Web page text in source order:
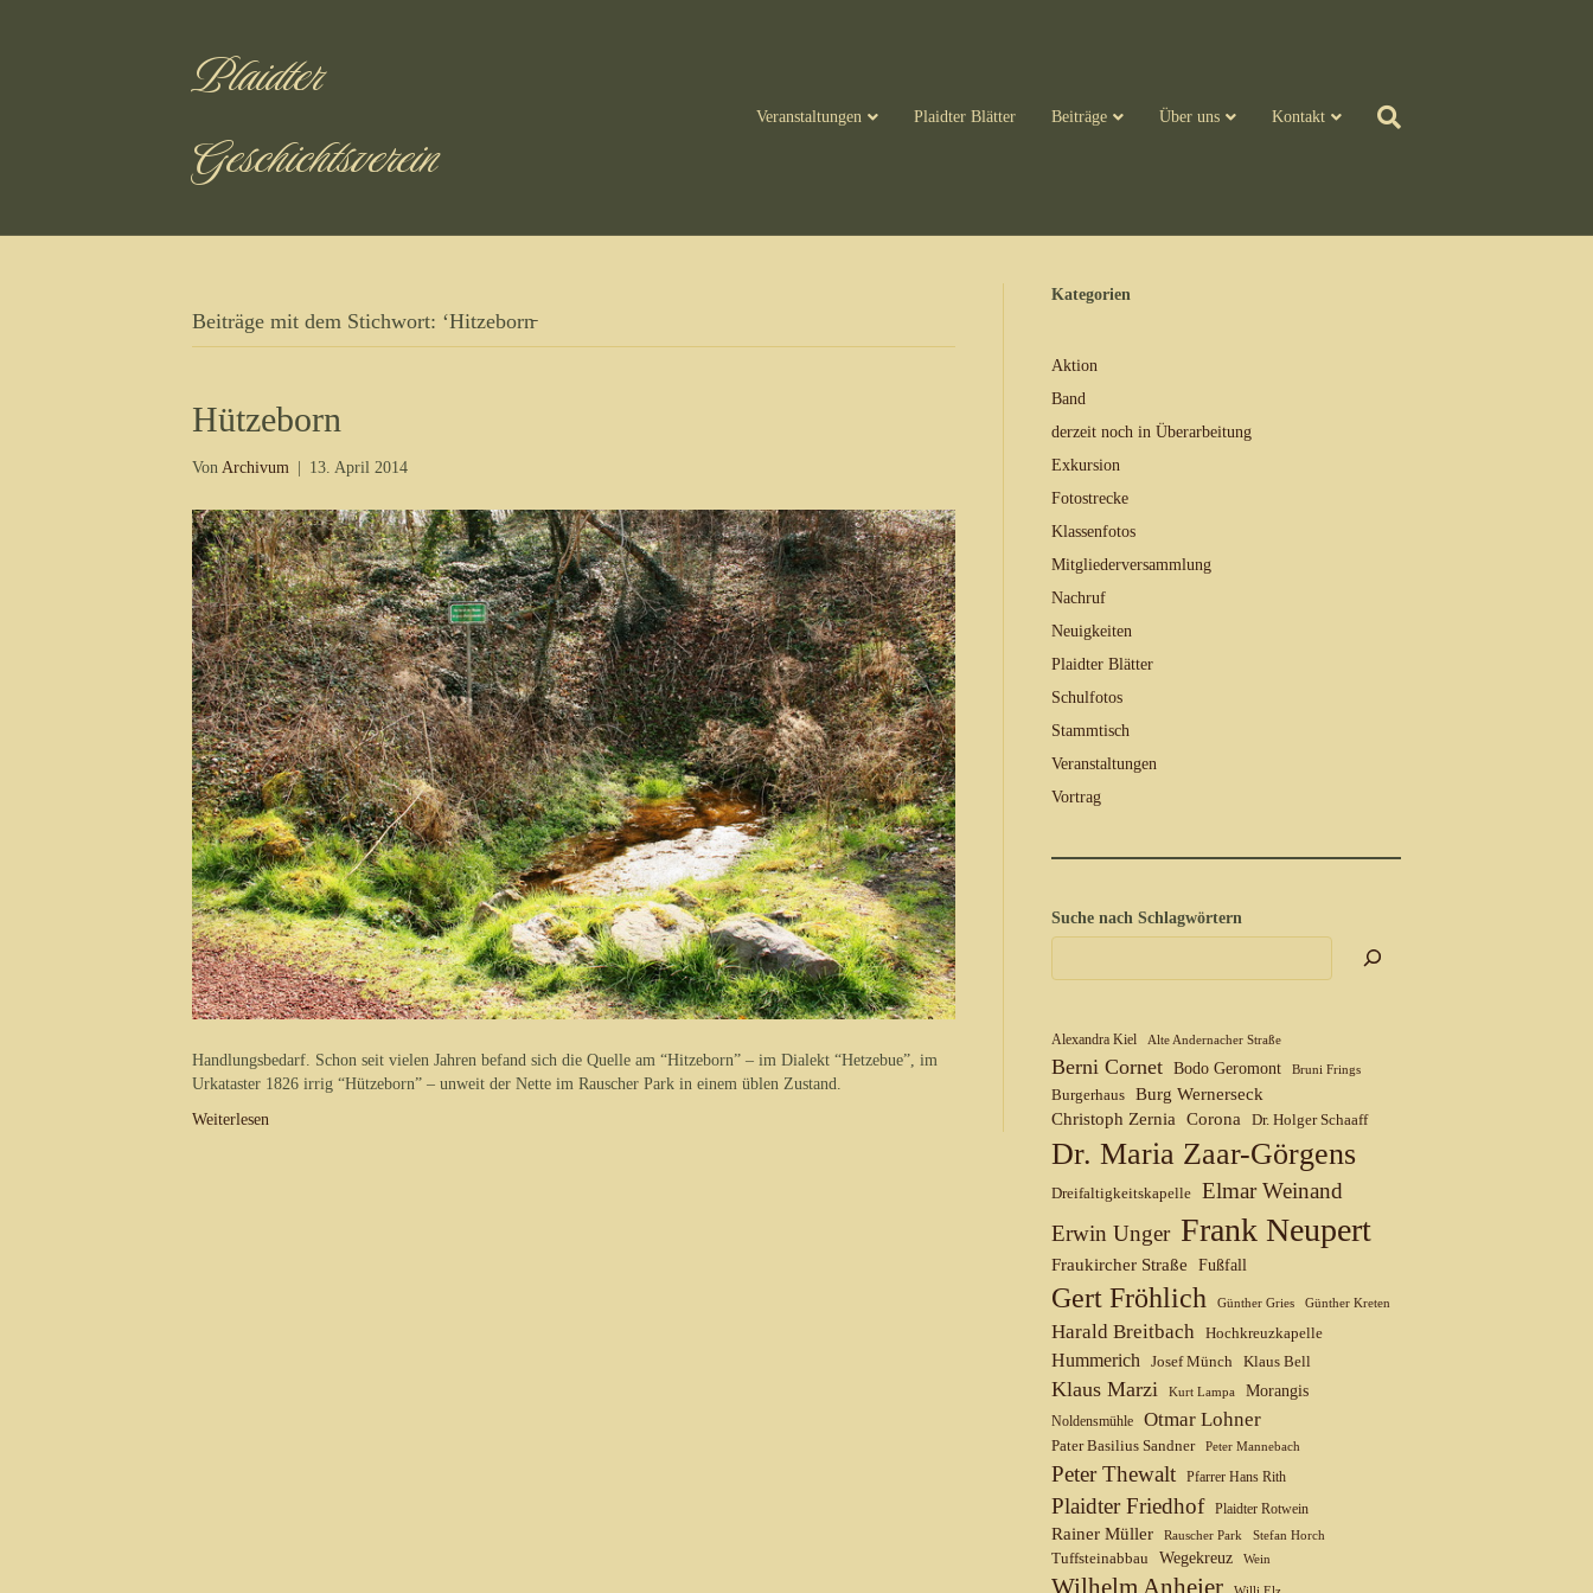
Plaidter
Geschichtsverein
Veranstaltungen Plaidter Blätter Beiträge Über uns Kontakt
Beiträge mit dem Stichwort: ‘Hitzeborn̵
Hützeborn
Von Archivum 13. April 2014
Handlungsbedarf. Schon seit vielen Jahren befand sich die Quelle am “Hitzeborn” – im Dialekt “Hetzebue”, im
Urkataster 1826 irrig “Hützeborn” – unweit der Nette im Rauscher Park in einem üblen Zustand.
Weiterlesen
Kategorien
Aktion
Band
derzeit noch in Überarbeitung
Exkursion
Fotostrecke
Klassenfotos
Mitgliederversammlung
Nachruf
Neuigkeiten
Plaidter Blätter
Schulfotos
Stammtisch
Veranstaltungen
Vortrag
Suche nach Schlagwörtern
Alexandra Kiel Alte Andernacher Straße
Berni Cornet Bodo Geromont Bruni Frings
Burgerhaus Burg Wernerseck
Christoph Zernia
Corona Dr. Holger Schaaff
Dr. Maria Zaar-Görgens
Dreifaltigkeitskapelle Elmar Weinand
Erwin Unger Frank Neupert
Fraukircher Straße Fußfall
Gert Fröhlich Günther Gries Günther Kreten
Harald Breitbach Hochkreuzkapelle
Hummerich Josef Münch Klaus Bell
Klaus Marzi Kurt Lampa Morangis
Noldensmühle Otmar Lohner
Pater Basilius Sandner Peter Mannebach
Peter Thewalt Pfarrer Hans Rith
Plaidter Friedhof Plaidter Rotwein
Rainer Müller Rauscher Park Stefan Horch
Tuffsteinabbau Wegekreuz Wein
Wilhelm Anheier